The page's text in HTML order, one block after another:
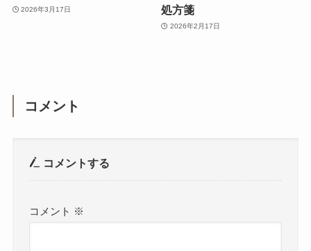
2026年3月17日
処方箋
2026年2月17日
コメント
コメントする
コメント ※